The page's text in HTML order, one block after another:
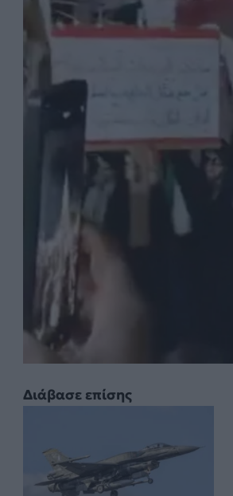
Διάβασε επίσης